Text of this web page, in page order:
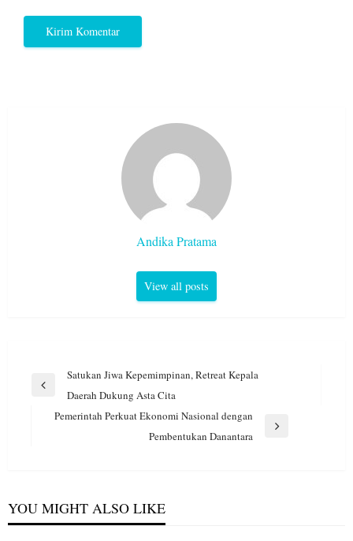
Andika Pratama
View all posts
Navigasi
pos
Previous
Satukan Jiwa Kepemimpinan, Retreat Kepala
Daerah Dukung Asta Cita
Pemerintah Perkuat Ekonomi Nasional dengan
Pembentukan Danantara
YOU MIGHT ALSO LIKE